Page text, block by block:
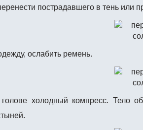
пострадавшего в тень или
ослабить ремень.
холодный компресс. Тело